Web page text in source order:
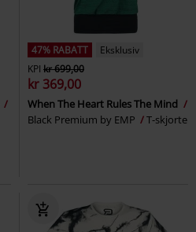
47% RABATT
Eksklusiv
KPI kr 699,00
kr 369,00
When The Heart Rules The Mind
Black Premium by EMP
T-skjorte